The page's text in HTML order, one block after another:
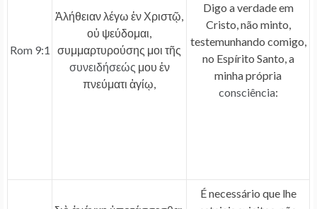
Rom 9:1
Ἀλήθειαν λέγω ἐν Χριστῷ,
οὐ ψεύδομαι,
συμμαρτυρούσης μοι τῆς
συνειδήσεώς μου ἐν
πνεύματι ἁγίῳ,
Digo a verdade em
Cristo, não minto,
testemunhando comigo,
no Espírito Santo, a
minha própria
consciência:
É necessário que lhe